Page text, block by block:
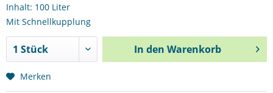
Inhalt: 100 Liter
Mit Schnellkupplung
In den Warenkorb
Merken